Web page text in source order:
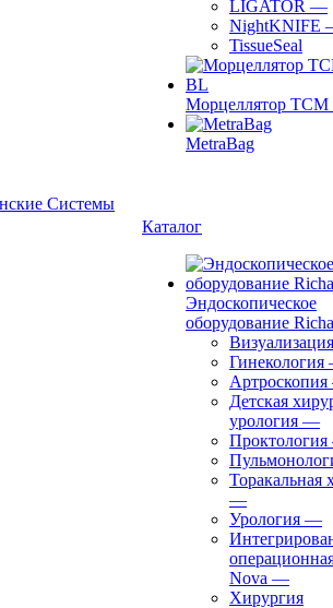
LIGATOR —
NightKNIFE
TissueSeal
Морцеллятор ТСМ
MetraBag
Каталог
Эндоскопическое
оборудование
Визуализация
Гинекология
Артроскопия
Детская
урология —
Проктология
Торакальная
—
Урология —
Nova —
Хирургия